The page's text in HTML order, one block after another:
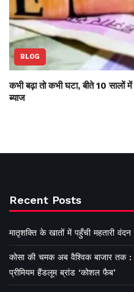
BLOG
कभी बढ़ा तो कभी घटा, बीते 10
ब्याज
Recent Posts
मातृशक्ति के खातों में पहुँची महतारी
कोसा की चमक अब वैश्विक बाजार तक :
प्रीमियम हैंडलूम ब्रांड ‘कोशल फैब’